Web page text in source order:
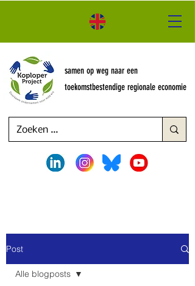
samen op weg naar een
toekomstbestendige regionale economie
Post
Alle blogposts